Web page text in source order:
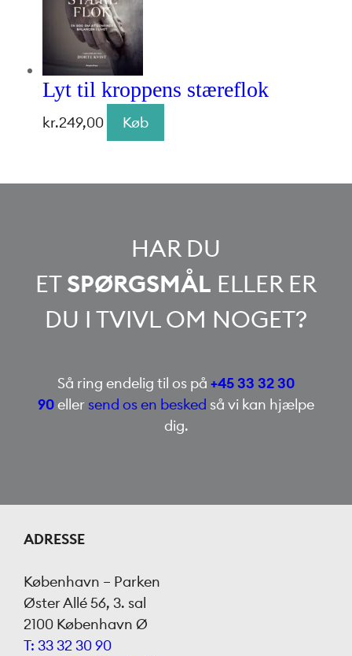
Lyt til kroppens stæreflok
kr.249,00 Køb
HAR DU
ETSPØRGSMÅL ELLER ER
DU I TVIVL OM NOGET?
Så ring endelig til os på +45 33 32 30
90eller send os en besked så vi kan hjælpe
dig.
ADRESSE
København – Parken
Øster Allé 56, 3. sal
2100 København Ø
T: 33 32 30 90